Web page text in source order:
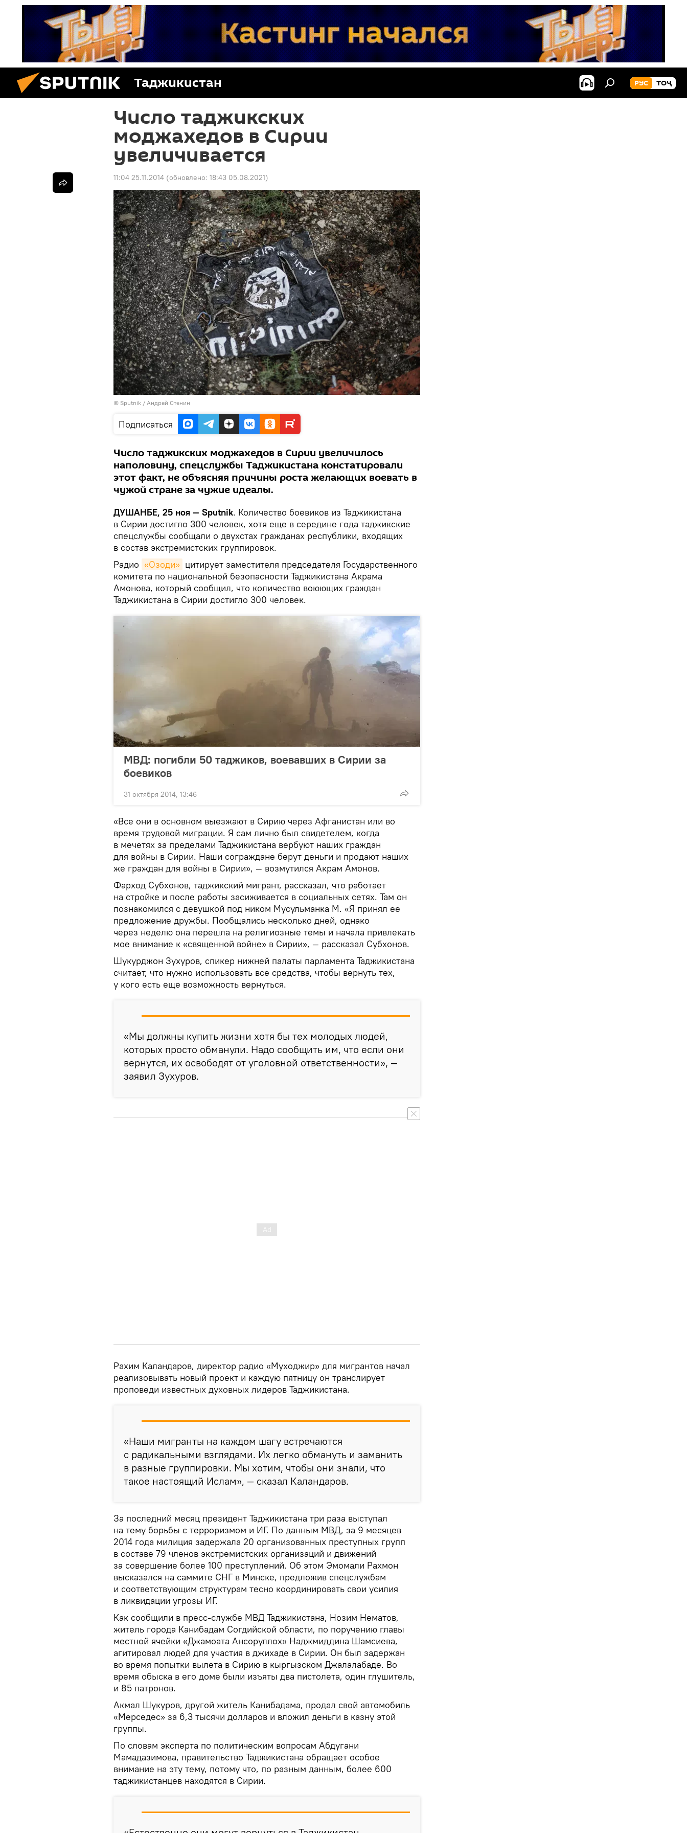
Таджикистан РУС ТОҶ
Число таджикских
моджахедов в Сирии
увеличивается
11:04 25.11.2014 (обновлено: 18:43 05.08.2021)
© Sputnik / Андрей Стенин
Подписаться
Число таджикских моджахедов в Сирии увеличилось
наполовину, спецслужбы Таджикистана констатировали
этот факт, не объясняя причины роста желающих воевать в
чужой стране за чужие идеалы.
ДУШАНБЕ, 25 ноя — Sputnik. Количество боевиков из Таджикистана
в Сирии достигло 300 человек, хотя еще в середине года таджикские
спецслужбы сообщали о двухстах гражданах республики, входящих
в состав экстремистских группировок.
Радио «Озоди» цитирует заместителя председателя Государственного
комитета по национальной безопасности Таджикистана Акрама
Амонова, который сообщил, что количество воюющих граждан
Таджикистана в Сирии достигло 300 человек.
МВД: погибли 50 таджиков, воевавших в Сирии за
боевиков
31 октября 2014, 13:46
«Все они в основном выезжают в Сирию через Афганистан или во
время трудовой миграции. Я сам лично был свидетелем, когда
в мечетях за пределами Таджикистана вербуют наших граждан
для войны в Сирии. Наши сограждане берут деньги и продают наших
же граждан для войны в Сирии», — возмутился Акрам Амонов.
Фарход Субхонов, таджикский мигрант, рассказал, что работает
на стройке и после работы засиживается в социальных сетях. Там он
познакомился с девушкой под ником Мусульманка М. «Я принял ее
предложение дружбы. Пообщались несколько дней, однако
через неделю она перешла на религиозные темы и начала привлекать
мое внимание к «священной войне» в Сирии», — рассказал Субхонов.
Шукурджон Зухуров, спикер нижней палаты парламента Таджикистана
считает, что нужно использовать все средства, чтобы вернуть тех,
у кого есть еще возможность вернуться.
«Мы должны купить жизни хотя бы тех молодых людей,
которых просто обманули. Надо сообщить им, что если они
вернутся, их освободят от уголовной ответственности», —
заявил Зухуров.
Рахим Каландаров, директор радио «Муходжир» для мигрантов начал
реализовывать новый проект и каждую пятницу он транслирует
проповеди известных духовных лидеров Таджикистана.
«Наши мигранты на каждом шагу встречаются
с радикальными взглядами. Их легко обмануть и заманить
в разные группировки. Мы хотим, чтобы они знали, что
такое настоящий Ислам», — сказал Каландаров.
За последний месяц президент Таджикистана три раза выступал
на тему борьбы с терроризмом и ИГ. По данным МВД, за 9 месяцев
2014 года милиция задержала 20 организованных преступных групп
в составе 79 членов экстремистских организаций и движений
за совершение более 100 преступлений. Об этом Эмомали Рахмон
высказался на саммите СНГ в Минске, предложив спецслужбам
и соответствующим структурам тесно координировать свои усилия
в ликвидации угрозы ИГ.
Как сообщили в пресс-службе МВД Таджикистана, Нозим Нематов,
житель города Канибадам Согдийской области, по поручению главы
местной ячейки «Джамоата Ансоруллох» Наджмиддина Шамсиева,
агитировал людей для участия в джихаде в Сирии. Он был задержан
во время попытки вылета в Сирию в кыргызском Джалалабаде. Во
время обыска в его доме были изъяты два пистолета, один глушитель,
и 85 патронов.
Акмал Шукуров, другой житель Канибадама, продал свой автомобиль
«Мерседес» за 6,3 тысячи долларов и вложил деньги в казну этой
группы.
По словам эксперта по политическим вопросам Абдугани
Мамадазимова, правительство Таджикистана обращает особое
внимание на эту тему, потому что, по разным данным, более 600
таджикистанцев находятся в Сирии.